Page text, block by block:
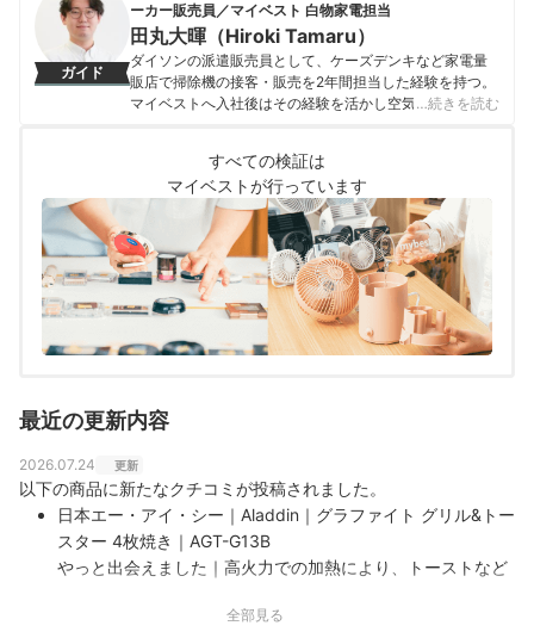
ガイド
ーカー販売員／マイベスト 白物家電担当
田丸大暉（Hiroki Tamaru）
ダイソンの派遣販売員として、ケーズデンキなど家電量
販店で掃除機の接客・販売を2年間担当した経験を持つ。
マイベストへ入社後はその経験を活かし空気清浄機・除
ガイドを担当し、日立やシャープ、パナソニックなどの
総合家電メーカーから、ダイニチ工業・Sharkなどの専門
メーカーまで、150以上の家電製品を比較検証してきた。
毎日使う家電製品だからこそ、本当によい商品を誰もが
簡単に選べるように、性能はもちろん省エネ性能やお手
入れのしやすさまでひとつひとつ丁寧に確認しながらコ
ンテンツ制作を行う。
田丸大暉（Hiroki Tamaru）のプロフィール
…続きを読む
すべての検証は
マイベストが行っています
最近の更新内容
2026.07.24 更新
以下の商品に新たなクチコミが投稿されました。
日本エー・アイ・シー｜Aladdin｜グラファイト グリル&トー
スター 4枚焼き｜AGT-G13B
やっと出会えました｜高火力での加熱により、トーストなど
フライのリベイクにも使えます。
全部見る